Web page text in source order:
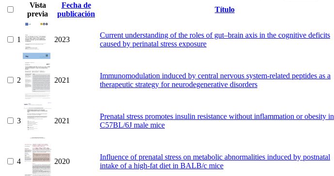
Vista
previa
Fecha de
publicación
Título
1 2023
Current understanding of the roles of gut–brain axis in the cognitive deficits
caused by perinatal stress exposure
2 2021
Immunomodulation induced by central nervous system-related peptides as a
therapeutic strategy for neurodegenerative disorders
3 2021
Prenatal stress promotes insulin resistance without inflammation or obesity in
C57BL/6J male mice
4 2020
Influence of prenatal stress on metabolic abnormalities induced by postnatal
intake of a high-fat diet in BALB/c mice